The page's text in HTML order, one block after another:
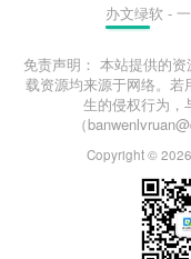
办文绿软 -
免责声明： 本站提供的
载资源均来源于网络。
生的侵权行为，
（
Copyright © 2026